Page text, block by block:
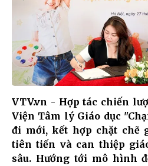
VTV.vn - Hợp tác chiến
Viện Tâm lý Giáo dục
đi mới, kết hợp chặt chẽ
tiên tiến và can thiệp
sâu. Hướng tới mô hình